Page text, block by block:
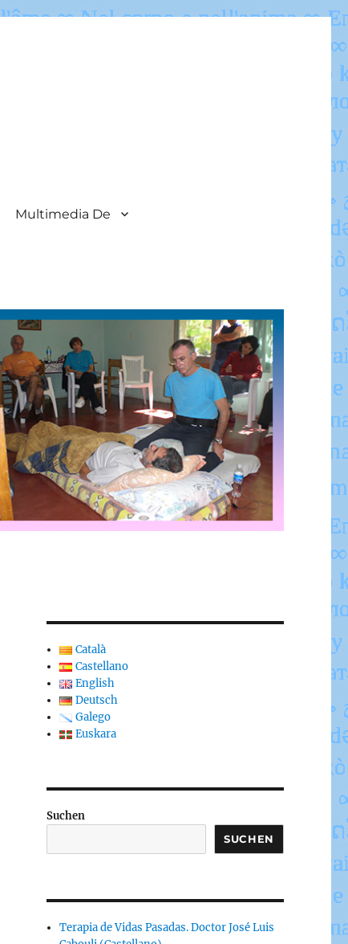
Multimedia De
Català
Castellano
English
Deutsch
Galego
Euskara
Suchen
SUCHEN
Terapia de Vidas Pasadas. Doctor José Luis